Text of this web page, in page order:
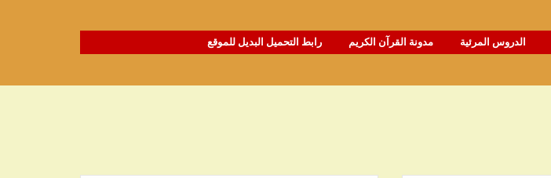
الدروس المرئية مدونة القرآن الكريم رابط التحميل البديل للموقع